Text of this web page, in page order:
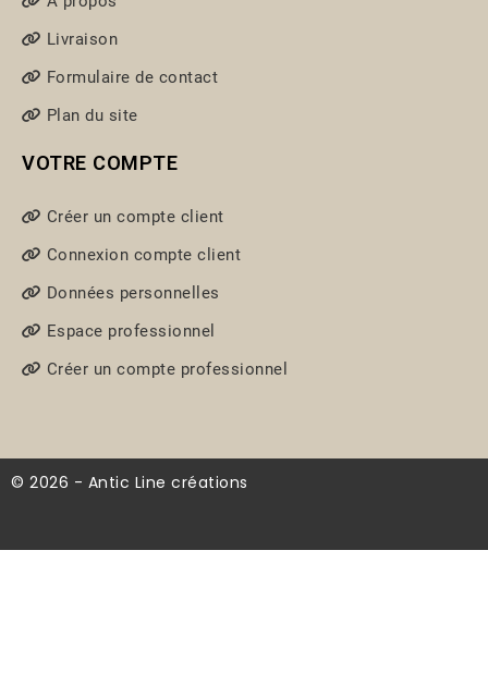
Livraison
Formulaire de contact
Plan du site
VOTRE COMPTE
Créer un compte client
Connexion compte client
Données personnelles
Espace professionnel
Créer un compte professionnel
© 2026 - Antic Line créations